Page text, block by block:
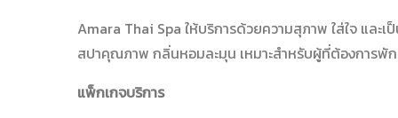
Amara Thai Spa ให้บริการด้วยความสุภาพ ใส่ใจ แล
สปาคุณภาพ กลิ่นหอมละมุน เหมาะสำหรับผู้ที่ต้องการพั
แพ็กเกจบริการ